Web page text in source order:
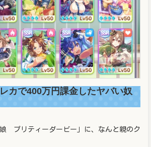
カで400万円課金したヤバい奴
プリティーダービー」に、なんと親のク